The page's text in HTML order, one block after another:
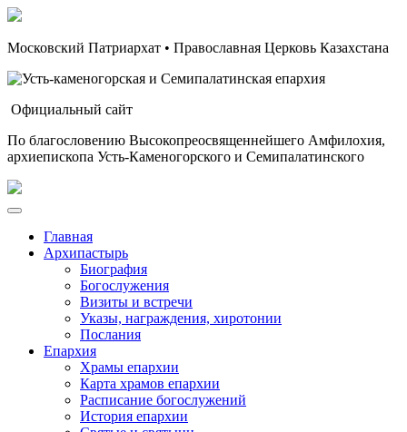
Московский Патриархат • Православная Церковь Казахстана
Официальный сайт
По благословению Высокопреосвященнейшего Амфилохия,
архиепископа Усть-Каменогорского и Семипалатинского
Главная
Архипастырь
Биография
Богослужения
Визиты и встречи
Указы, награждения, хиротонии
Послания
Епархия
Храмы епархии
Карта храмов епархии
Расписание богослужений
История епархии